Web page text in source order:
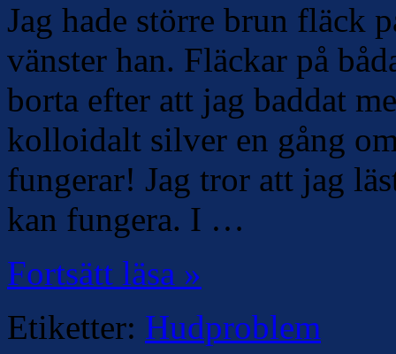
Jag hade större brun fläck
vänster han. Fläckar på
borta efter att jag baddat
kolloidalt silver en gång
fungerar! Jag tror att jag
kan fungera. I …
Fortsätt läsa »
Etiketter: Hudproblem